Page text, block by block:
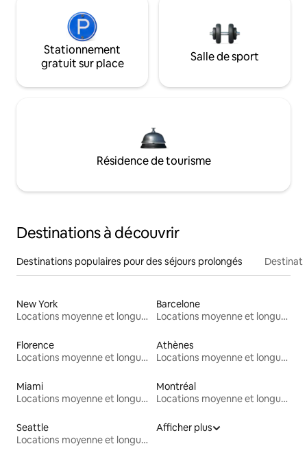
Stationnement
gratuit sur place
Salle de sport
Résidence de tourisme
Destinations à découvrir
Destinations populaires pour des séjours prolongés
New York
Locations moyenne et longue durée
Barcelone
Locations moyenne et longue durée
Florence
Locations moyenne et longue durée
Athènes
Locations moyenne et longue durée
Miami
Locations moyenne et longue durée
Montréal
Locations moyenne et longue durée
Seattle
Locations moyenne et longue durée
Afficher plus